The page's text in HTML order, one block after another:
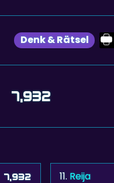
Denk & Rätsel
7,932
7,932 11. Reija